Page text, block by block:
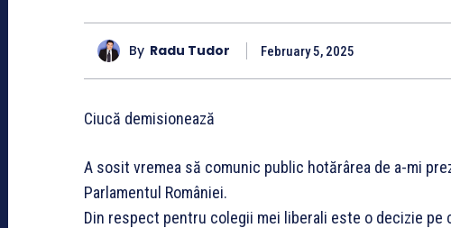
By Radu Tudor February 5, 2025
Ciucă demisionează
A sosit vremea să comunic public hotărârea de a-mi
Parlamentul României.
Din respect pentru colegii mei liberali este o decizie pe